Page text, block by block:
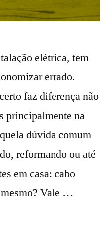
elétrica, tem
errado.
faz diferença não
principalmente na
dúvida comum
reformando ou até
em casa: cabo
Vale …